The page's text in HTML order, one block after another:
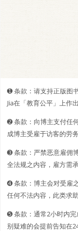
➊️ 条款：请支持正版图
Jia在「教育公平」上作
➋️️ 条款：向博主支付任
成博主受雇于访客的劳务
➌ 条款：严禁恶意雇佣
全法规之内容，雇方需
➍ 条款：博主会对受雇
任何不法内容，此类求助
➎ 条款：通常2小时内
别疑难的会提前告知在